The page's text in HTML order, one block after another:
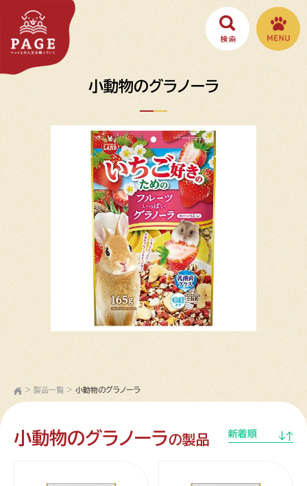
小動物のグラノーラ
> 製品一覧 > 小動物のグラノーラ
小動物のグラノーラの製品 新着順